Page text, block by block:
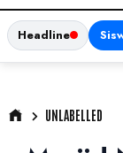
Headline
UNLABELLED